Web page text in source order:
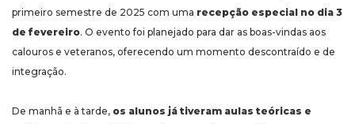
primeiro semestre de 2025 com uma recepção especial no dia 3
de fevereiro. O evento foi planejado para dar as boas-vindas aos
calouros e veteranos, oferecendo um momento descontraído e de
integração.
De manhã e à tarde, os alunos já tiveram aulas teóricas e